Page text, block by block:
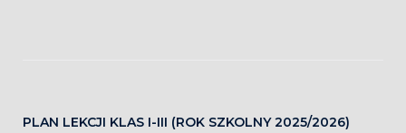
PLAN LEKCJI KLAS I-III (ROK SZKOLNY 2025/2026)